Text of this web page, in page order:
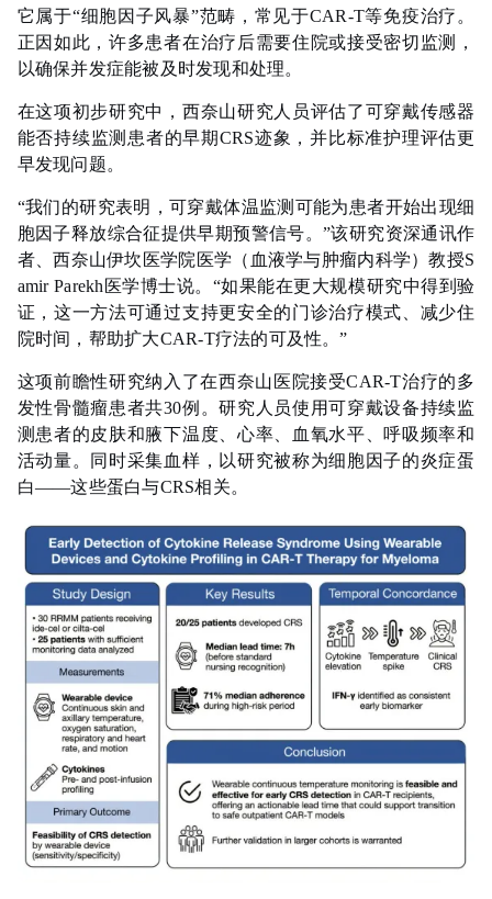
它属于“细胞因子风暴”范畴，常见于CAR-T等免疫治疗。
正因如此，许多患者在治疗后需要住院或接受密切监测，
以确保并发症能被及时发现和处理。
在这项初步研究中，西奈山研究人员评估了可穿戴传感器
能否持续监测患者的早期CRS迹象，并比标准护理评估更
早发现问题。
“我们的研究表明，可穿戴体温监测可能为患者开始出现细
胞因子释放综合征提供早期预警信号。”该研究资深通讯作
者、西奈山伊坎医学院医学（血液学与肿瘤内科学）教授S
amir Parekh医学博士说。“如果能在更大规模研究中得到验
证，这一方法可通过支持更安全的门诊治疗模式、减少住
院时间，帮助扩大CAR-T疗法的可及性。”
这项前瞻性研究纳入了在西奈山医院接受CAR-T治疗的多
发性骨髓瘤患者共30例。研究人员使用可穿戴设备持续监
测患者的皮肤和腋下温度、心率、血氧水平、呼吸频率和
活动量。同时采集血样，以研究被称为细胞因子的炎症蛋
白——这些蛋白与CRS相关。